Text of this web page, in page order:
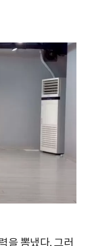
을 뽐냈다. 그러